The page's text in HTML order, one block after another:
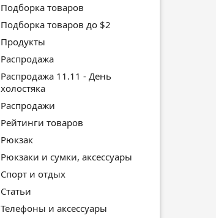
Подборка товаров
Подборка товаров до $2
Продукты
Распродажа
Распродажа 11.11 - День
холостяка
Распродажи
Рейтинги товаров
Рюкзак
Рюкзаки и сумки, аксессуары
Спорт и отдых
Статьи
Телефоны и аксессуары